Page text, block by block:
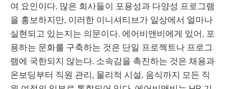
여 요인이다. 많은 회사들이 포용성과 다양성 프로그램
을 홍보하지만, 이러한 이니셔티브가 일상에서 얼마나
실현되고 있는지는 의문이다. 에어비앤비에게 있어, 포
용하는 문화를 구축하는 것은 단일 프로젝트나 프로그
램에 국한되지 않는다. 소속감을 촉진하는 것은 채용과
온보딩부터 직원 관리, 물리적 시설, 음식까지 모든 직